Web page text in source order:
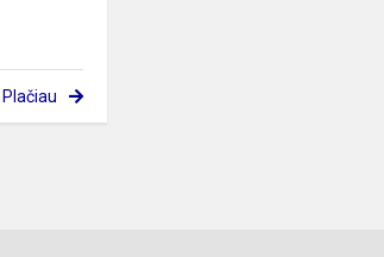
Plačiau